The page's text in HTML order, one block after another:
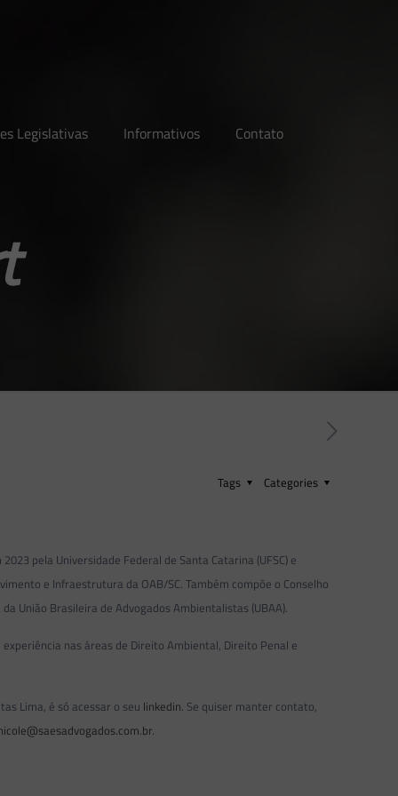
Legislativas Informativos Contato
Categories
Tags
pela Universidade Federal de Santa Catarina (UFSC) e
e Infraestrutura da OAB/SC. Também compõe o Conselho
União Brasileira de Advogados Ambientalistas (UBAA).
nas áreas de Direito Ambiental, Direito Penal e
Lima, é só acessar o seu linkedin. Se quiser manter contato,
.